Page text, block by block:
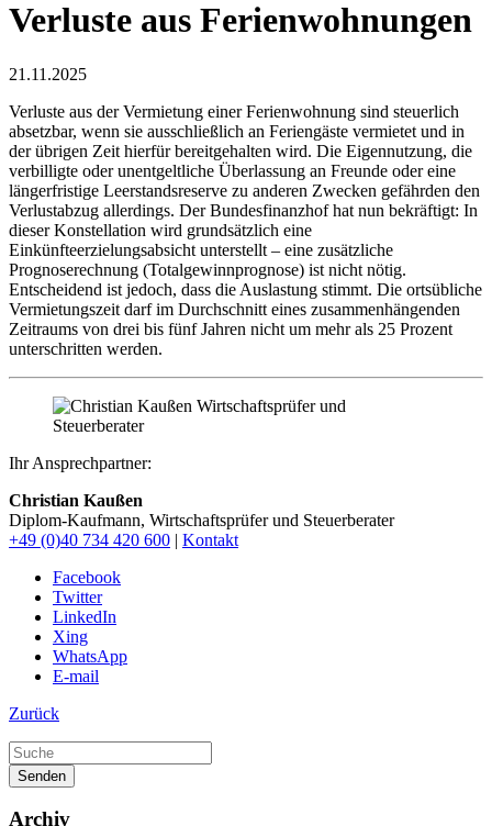
Verluste aus Ferienwohnungen
21.11.2025
Verluste aus der Vermietung einer Ferienwohnung sind steuerlich
absetzbar, wenn sie ausschließlich an Feriengäste vermietet und in
der übrigen Zeit hierfür bereitgehalten wird. Die Eigennutzung, die
verbilligte oder unentgeltliche Überlassung an Freunde oder eine
längerfristige Leerstandsreserve zu anderen Zwecken gefährden den
Verlustabzug allerdings. Der Bundesfinanzhof hat nun bekräftigt: In
dieser Konstellation wird grundsätzlich eine
Einkünfteerzielungsabsicht unterstellt – eine zusätzliche
Prognoserechnung (Totalgewinnprognose) ist nicht nötig.
Entscheidend ist jedoch, dass die Auslastung stimmt. Die ortsübliche
Vermietungszeit darf im Durchschnitt eines zusammenhängenden
Zeitraums von drei bis fünf Jahren nicht um mehr als 25 Prozent
unterschritten werden.
Ihr Ansprechpartner:
Christian Kaußen
Diplom-Kaufmann, Wirtschaftsprüfer und Steuerberater
+49 (0)40 734 420 600 | Kontakt
Facebook
Twitter
LinkedIn
Xing
WhatsApp
E-mail
Zurück
Senden
Archiv